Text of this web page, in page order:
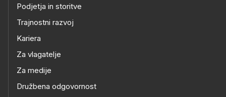
Podjetja in storitve
Trajnostni razvoj
Kariera
Za vlagatelje
Za medije
Družbena odgovornost